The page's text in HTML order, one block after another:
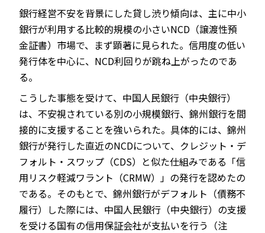
銀行経営不安を背景にした貸し渋り傾向は、主に中小
銀行が利用する比較的規模の小さいNCD（譲渡性預
金証書）市場で、まず顕著に見られた。信用度の低い
発行体を中心に、NCD利回りが跳ね上がったのであ
る。
こうした事態を受けて、中国人民銀行（中央銀行）
は、不安視されている別の小規模銀行、錦州銀行を間
接的に支援することを強いられた。具体的には、錦州
銀行が発行した直近のNCDについて、クレジット・デ
フォルト・スワップ（CDS）と似た仕組みである「信
用リスク軽減ワラント（CRMW）」の発行を認めたの
である。そのもとで、錦州銀行がデフォルト（債務不
履行）した際には、中国人民銀行（中央銀行）の支援
を受ける国有の信用保証会社が支払いを行う（注